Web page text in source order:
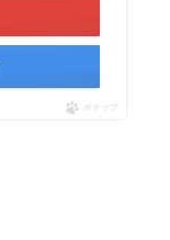
ポチップ